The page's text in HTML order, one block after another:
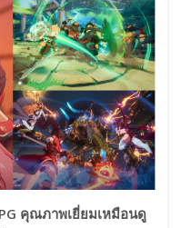
คุณภาพเยี่ยมเหมือนดู